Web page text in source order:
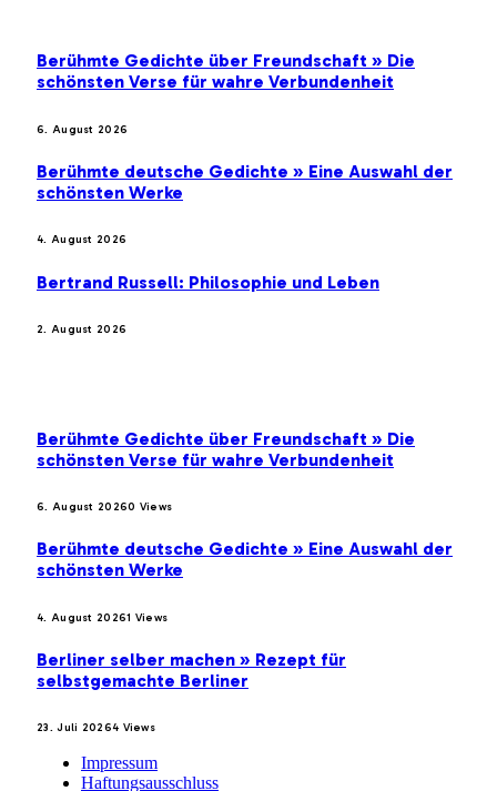
Berühmte Gedichte über Freundschaft » Die
schönsten Verse für wahre Verbundenheit
6. August 2026
Berühmte deutsche Gedichte » Eine Auswahl der
schönsten Werke
4. August 2026
Bertrand Russell: Philosophie und Leben
2. August 2026
Berühmte Gedichte über Freundschaft » Die
schönsten Verse für wahre Verbundenheit
6. August 20260 Views
Berühmte deutsche Gedichte » Eine Auswahl der
schönsten Werke
4. August 20261 Views
Berliner selber machen » Rezept für
selbstgemachte Berliner
23. Juli 20264 Views
Impressum
Haftungsausschluss